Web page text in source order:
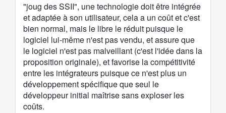
"joug des SSII", une technologie doit être intégrée
et adaptée à son utilisateur, cela a un coût et c'est
bien normal, mais le libre le réduit puisque le
logiciel lui-même n'est pas vendu, et assure que
le logiciel n'est pas malveillant (c'est l'idée dans la
proposition originale), et favorise la compétitivité
entre les intégrateurs puisque ce n'est plus un
développement spécifique que seul le
développeur initial maîtrise sans exploser les
coûts.